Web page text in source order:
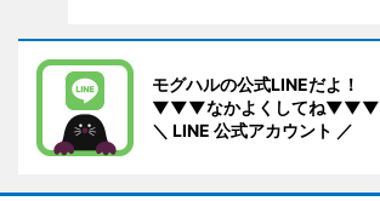
モグハルの公式LINEだよ！
▼▼▼なかよくしてね▼▼▼
＼ LINE 公式アカウント ／